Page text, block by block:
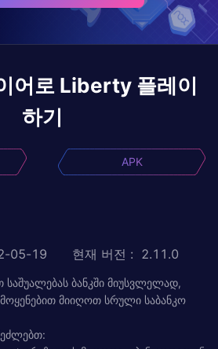
어로 Liberty 플레이
하기
APK
05-19 현재 버전 : 2.11.0
ბანკში მიუსვლელად,
მიიღოთ სრული საბანკო